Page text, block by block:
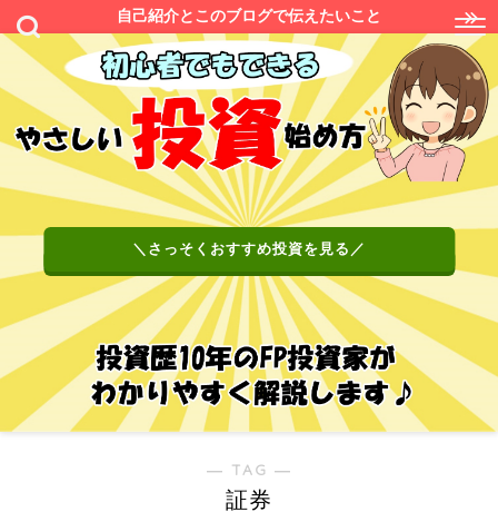
自己紹介とこのブログで伝えたいこと
＼さっそくおすすめ投資を見る／
― TAG ―
証券